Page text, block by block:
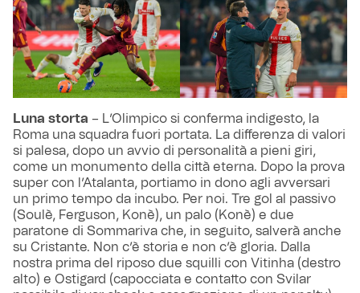
Luna storta – L’Olimpico si conferma indigesto, la
Roma una squadra fuori portata. La differenza di valori
si palesa, dopo un avvio di personalità a pieni giri,
come un monumento della città eterna. Dopo la prova
super con l’Atalanta, portiamo in dono agli avversari
un primo tempo da incubo. Per noi. Tre gol al passivo
(Soulè, Ferguson, Konè), un palo (Konè) e due
paratone di Sommariva che, in seguito, salverà anche
su Cristante. Non c’è storia e non c’è gloria. Dalla
nostra prima del riposo due squilli con Vitinha (destro
alto) e Ostigard (capocciata e contatto con Svilar